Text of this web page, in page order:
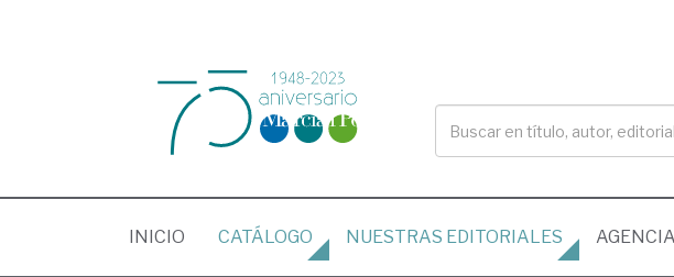
INICIO (CURRENT)
CATÁLOGO NUESTRAS EDITORIALES AGENCIA